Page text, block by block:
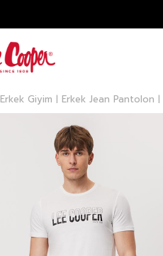
Erkek Giyim Erkek Jean Pantolon